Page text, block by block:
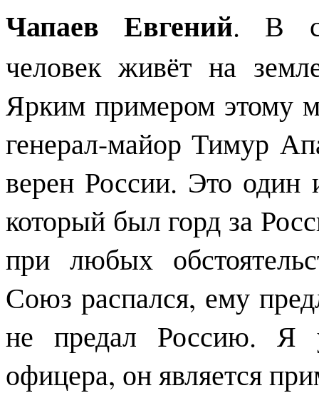
Чапаев Евгений. В
человек живёт на
Ярким примером этому
генерал-майор Тимур
верен России. Это один
который был горд за
при любых
Союз распался, ему
не предал Россию. Я
офицера, он является